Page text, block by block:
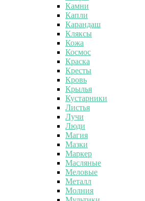
Камни
Капли
Карандаш
Кляксы
Кожа
Космос
Краска
Кресты
Кровь
Крылья
Кустарники
Листья
Лучи
Люди
Магия
Мазки
Маркер
Масляные
Меловые
Металл
Молния